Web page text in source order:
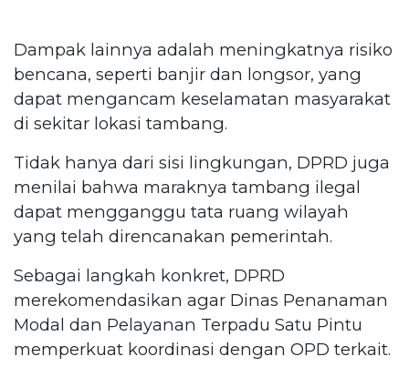
Dampak lainnya adalah meningkatnya risiko
bencana, seperti banjir dan longsor, yang
dapat mengancam keselamatan masyarakat
di sekitar lokasi tambang.
Tidak hanya dari sisi lingkungan, DPRD juga
menilai bahwa maraknya tambang ilegal
dapat mengganggu tata ruang wilayah
yang telah direncanakan pemerintah.
Sebagai langkah konkret, DPRD
merekomendasikan agar Dinas Penanaman
Modal dan Pelayanan Terpadu Satu Pintu
memperkuat koordinasi dengan OPD terkait.